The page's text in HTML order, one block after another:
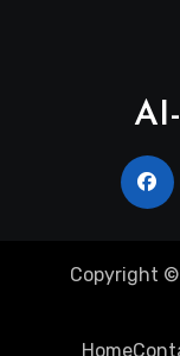
Copyright
Home